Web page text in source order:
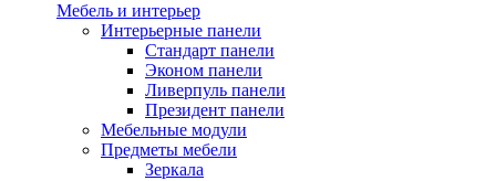
Мебель и интерьер
Интерьерные панели
Стандарт панели
Эконом панели
Ливерпуль панели
Президент панели
Мебельные модули
Предметы мебели
Зеркала